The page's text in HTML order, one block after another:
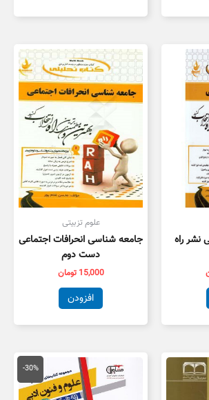
نشر راه
علوم تزبیتی
جامعه شناسی انحرافات اجتماعی
دست دوم
15,000 تومان
افزودن
-30%
قیمت
اصلی
59,000 تومان
بود.
قیمت
فعلی
است.